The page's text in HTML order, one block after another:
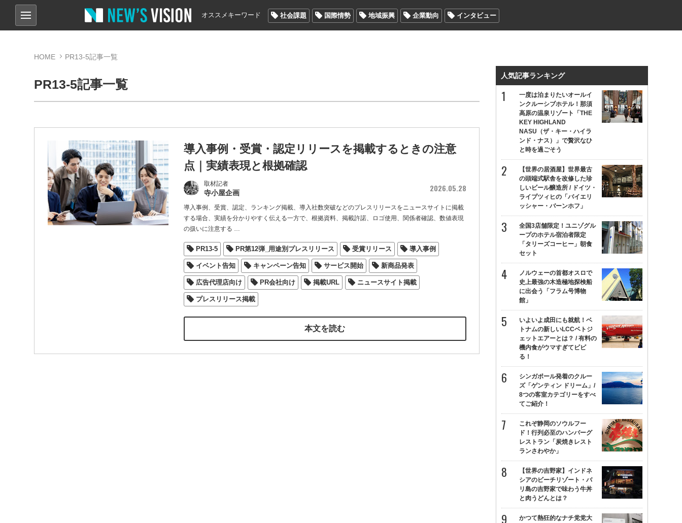
オススメキーワード 社会課題 国際情勢 地域振興 企業動向 インタビュー
HOME PR13-5記事一覧
PR13-5記事一覧
導入事例・受賞・認定リリースを掲載するときの注意
点｜実績表現と根拠確認
取材記者
寺小屋企画 2026.05.28
導入事例、受賞、認定、ランキング掲載、導入社数突破などのプレスリリースをニュースサイトに掲載
する場合、実績を分かりやすく伝える一方で、根拠資料、掲載許諾、ロゴ使用、関係者確認、数値表現
の扱いに注意する …
PR13-5 PR第12弾_用途別プレスリリース 受賞リリース 導入事例
イベント告知 キャンペーン告知 サービス開始 新商品発表
広告代理店向け PR会社向け 掲載URL ニュースサイト掲載
プレスリリース掲載
本文を読む
人気記事ランキング
一度は泊まりたいオールイ
ンクルーシブホテル！那須
高原の温泉リゾート「THE
KEY HIGHLAND
NASU（ザ・キー・ハイラ
ンド・ナス）」で贅沢なひ
と時を過ごそう
【世界の居酒屋】世界最古
の頭端式駅舎を改修した珍
しいビール醸造所 / ドイツ・
ライプツィヒの「バイエリ
ッシャー・バーンホフ」
全国3店舗限定！ユニゾグル
ープのホテル宿泊者限定
「タリーズコーヒー」朝食
セット
ノルウェーの首都オスロで
史上最強の木造極地探検船
に出会う「フラム号博物
館」
いよいよ成田にも就航！ベ
トナムの新しいLCCベトジ
ェットエアーとは？ / 有料の
機内食がウマすぎてビビ
る！
シンガポール発着のクルー
ズ「ゲンティン ドリーム」/
8つの客室カテゴリーをすべ
てご紹介！
これぞ静岡のソウルフー
ド！行列必至のハンバーグ
レストラン「炭焼きレスト
ランさわやか」
【世界の吉野家】インドネ
シアのビーチリゾート・バ
リ島の吉野家で味わう牛丼
と肉うどんとは？
かつて熱狂的なナチ党党大